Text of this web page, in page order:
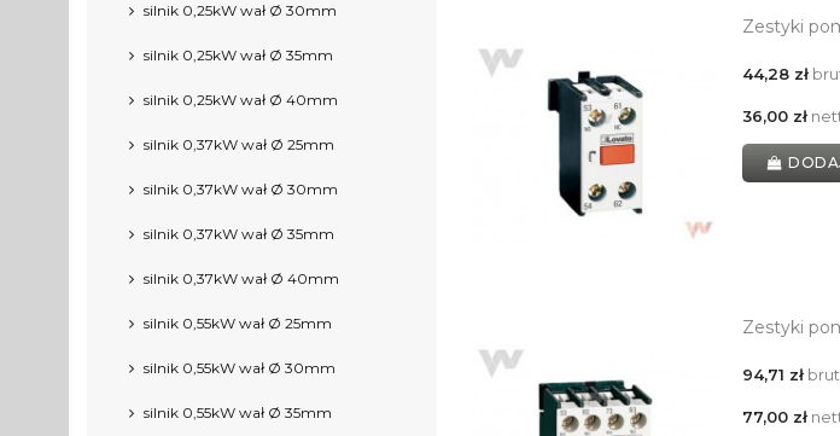
silnik 0,25kW wał Ø 30mm
silnik 0,25kW wał Ø 35mm
silnik 0,25kW wał Ø 40mm
silnik 0,37kW wał Ø 25mm
silnik 0,37kW wał Ø 30mm
silnik 0,37kW wał Ø 35mm
silnik 0,37kW wał Ø 40mm
silnik 0,55kW wał Ø 25mm
silnik 0,55kW wał Ø 30mm
silnik 0,55kW wał Ø 35mm
Zestyki
44,28 zł
36,00 zł
Zestyki
94,71 zł
77,00 zł